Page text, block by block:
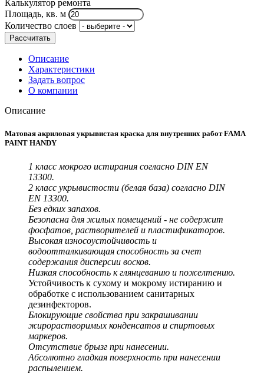
Калькулятор ремонта
Площадь, кв. м
Количество слоев
Рассчитать
Описание
Характеристики
Задать вопрос
О компании
Описание
Матовая акриловая укрывистая краска для внутренних работ FAMA
PAINT HANDY
1 класс мокрого истирания согласно DIN EN
13300.
2 класс укрывистости (белая база) согласно DIN
EN 13300.
Без едких запахов.
Безопасна для жилых помещений - не содержит
фосфатов, растворителей и пластификаторов.
Высокая износоустойчивость и
водоотталкивающая способность за счет
содержания дисперсии восков.
Низкая способность к глянцеванию и пожелтению.
Устойчивость к сухому и мокрому истиранию и
обработке с использованием санитарных
дезинфекторов.
Блокирующие свойства при закрашивании
жирорастворимых конденсатов и спиртовых
маркеров.
Отсутствие брызг при нанесении.
Абсолютно гладкая поверхность при нанесении
распылением.